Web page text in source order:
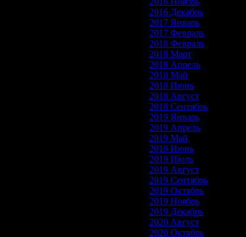
2016 Декабрь
2017 Январь
2017 Февраль
2018 Февраль
2018 Март
2018 Апрель
2018 Май
2018 Июнь
2018 Август
2018 Сентябрь
2019 Январь
2019 Апрель
2019 Май
2019 Июнь
2019 Июль
2019 Август
2019 Сентябрь
2019 Октябрь
2019 Ноябрь
2019 Декабрь
2020 Август
2020 Октябрь